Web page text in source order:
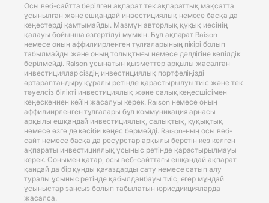
Осы веб-сайтта берілген ақпарат тек ақпараттық мақсатта
ұсынылған және ешқандай инвестициялық немесе басқа да
кеңестерді қамтымайды. Мазмұн авторлық құқық иесінің
қалауы бойынша өзгертілуі мүмкін. Бұл ақпарат Raison
немесе оның аффилиирленген тұлғаларының пікірі болып
табылмайды және оның толықтығы немесе дәлдігіне кепілдік
берілмейді. Raison ұсынатын қызметтер арқылы жасалған
инвестициялар сіздің инвестициялық портфеліңізді
әртараптандыру құралы ретінде қарастырылуы тиіс және тек
тәуелсіз білікті инвестициялық және салық кеңесшісімен
кеңескеннен кейін жасалуы керек. Raison немесе оның
аффилиирленген тұлғалары бұл коммуникация арнасы
арқылы ешқандай инвестициялық, салықтық, құқықтық
немесе өзге де кәсіби кеңес бермейді. Raison-ның осы веб-
сайт немесе басқа да ресурстар арқылы беретін кез келген
ақпараты инвестициялық ұсыныс ретінде қарастырылмауы
керек. Сонымен қатар, осы веб-сайттағы ешқандай ақпарат
қандай да бір құнды қағаздарды сату немесе сатып алу
туралы ұсыныс ретінде қабылданбауы тиіс, егер мұндай
ұсыныстар заңсыз болып табылатын юрисдикцияларда
жасалса.